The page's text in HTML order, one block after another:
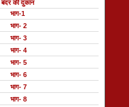
बंदर की दुकान
भाग-1
भाग- 2
भाग- 3
भाग- 4
भाग- 5
भाग- 6
भाग- 7
भाग- 8